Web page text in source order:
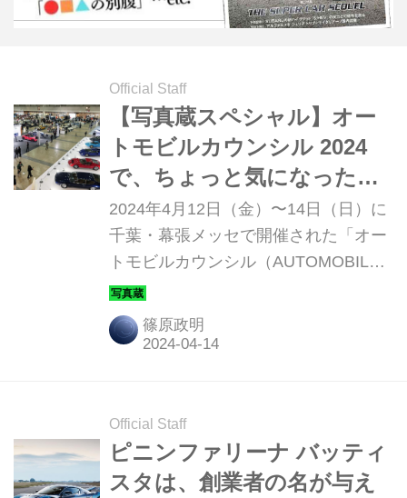
Official Staff
【写真蔵スペシャル】オー
トモビルカウンシル 2024
で、ちょっと気になったク
ルマたちを紹介
2024年4月12日（金）〜14日（日）に
千葉・幕張メッセで開催された「オー
トモビルカウンシル（AUTOMOBILE
COUNCIL）2024」。150台近い展示車
両の中から、個人的に気になったクル
マを写真で紹介しよう。
篠原政明
Official Staff
ピニンファリーナ バッティ
スタは、創業者の名が与え